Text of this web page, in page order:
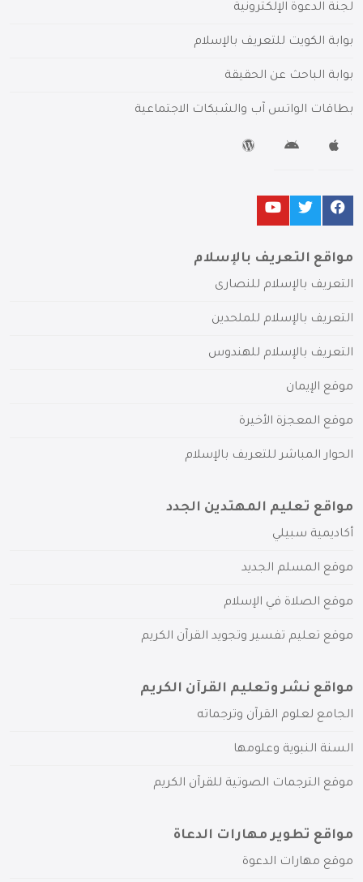
لجنة الدعوة الإلكترونية
بوابة الكويت للتعريف بالإسلام
بوابة الباحث عن الحقيقة
بطاقات الواتس آب والشبكات الاجتماعية
مواقع التعريف بالإسلام
التعريف بالإسلام للنصارى
التعريف بالإسلام للملحدين
التعريف بالإسلام للهندوس
موقع الإيمان
موقع المعجزة الأخيرة
الحوار المباشر للتعريف بالإسلام
مواقع تعليم المهتدين الجدد
أكاديمية سبيلي
موقع المسلم الجديد
موقع الصلاة في الإسلام
موقع تعليم تفسير وتجويد القرآن الكريم
مواقع نشر وتعليم القرآن الكريم
الجامع لعلوم القرآن وترجماته
السنة النبوية وعلومها
موقع الترجمات الصوتية للقرآن الكريم
مواقع تطوير مهارات الدعاة
موقع مهارات الدعوة